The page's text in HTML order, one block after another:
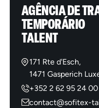
AGÊNCIA DE
TEMPORÁRIO
TALENT
171 Rte d'Esch,
1471 Gasperich
+352 2 62 95 24 00
contact@sofitex-